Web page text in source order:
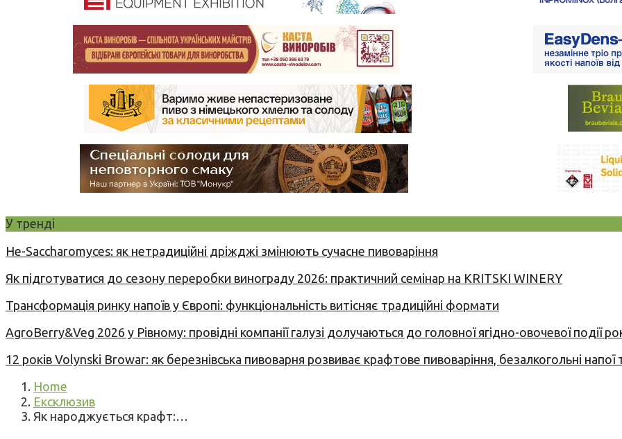
У тренді
Не-Saccharomyces: як нетрадиційні дріжджі змінюють сучасне пивоваріння
Як підготуватися до сезону переробки винограду 2026: практичний семінар на KRITSKI WINERY
Трансформація ринку напоїв у Європі: функціональність витісняє традиційні формати
AgroBerry&Veg 2026 у Рівному: провідні компанії галузі долучаються до головної ягідно-овочевої події
12 років Volynski Browar: як березнівська пивоварня розвиває крафтове пивоваріння, безалкогольні напої
Home
Ексклюзив
Як народжується крафт:…